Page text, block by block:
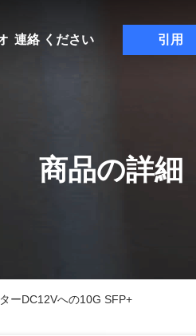
連絡 ください 引用
商品の詳細
ーDC12Vへの10G SFP+